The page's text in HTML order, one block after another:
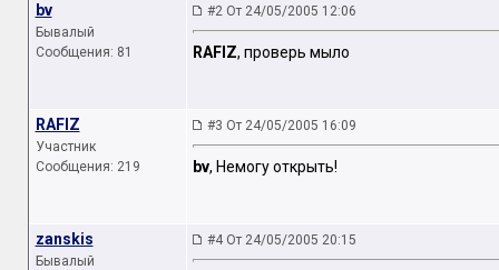
bv
Бывалый
Сообщения: 81
#2 От 24/05/2005 12:06
RAFIZ, проверь мыло
RAFIZ
Участник
Сообщения: 219
#3 От 24/05/2005 16:09
bv, Немогу открыть!
zanskis
Бывалый
#4 От 24/05/2005 20:15